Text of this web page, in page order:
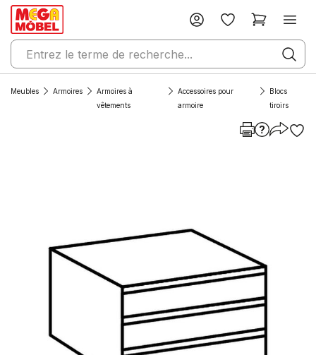
Meubles Armoires
Armoires à
vêtements
Accessoires pour
armoire
Blocs
tiroirs